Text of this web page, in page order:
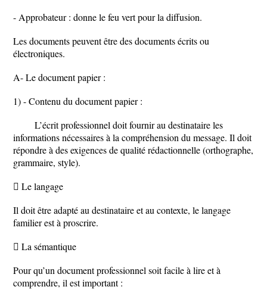
- Approbateur : donne le feu vert pour la diffusion.
Les documents peuvent être des documents écrits ou
électroniques.
A- Le document papier :
1) - Contenu du document papier :
L’écrit professionnel doit fournir au destinataire les
informations nécessaires à la compréhension du message. Il doit
répondre à des exigences de qualité rédactionnelle (orthographe,
grammaire, style).
 Le langage
Il doit être adapté au destinataire et au contexte, le langage
familier est à proscrire.
 La sémantique
Pour qu’un document professionnel soit facile à lire et à
comprendre, il est important :